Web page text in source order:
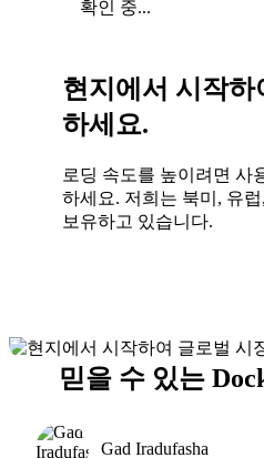
확인 중...
현지에서 시작
하세요.
로딩 속도를 높이려면 사
하세요. 저희는 북미, 유
보유하고 있습니다.
믿을 수 있는
Gad Iradufasha